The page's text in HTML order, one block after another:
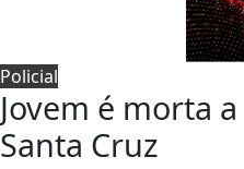
Policial
Jovem é morta
Santa Cruz